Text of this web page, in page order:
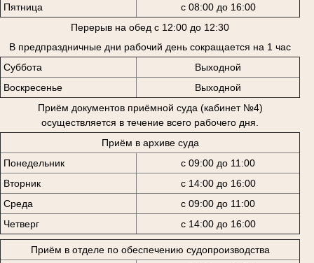
Пятница
с 08:00 до 16:00
Перерыв на обед с 12:00 до 12:30
В предпраздничные дни рабочий день сокращается на 1 час
Суббота
Выходной
Воскресенье
Выходной
Приём документов приёмной суда (кабинет №4)
осуществляется в течение всего рабочего дня.
Приём в архиве суда
Понедельник
с 09:00 до 11:00
Вторник
с 14:00 до 16:00
Среда
с 09:00 до 11:00
Четверг
с 14:00 до 16:00
Приём в отделе по обеспечению судопроизводства